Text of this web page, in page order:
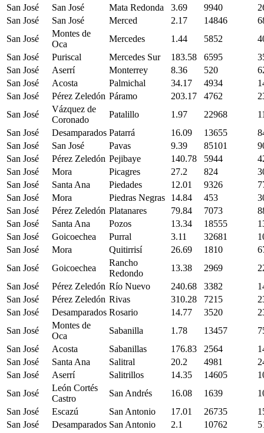
San José
San José Mata Redonda 3.69 9940
San José
San José Merced 2.17 14846
San José
Montes de
Oca
Mercedes 1.44 5852
San José
Puriscal Mercedes Sur 183.58 6595
San José
Aserrí Monterrey 8.36 520
San José
Acosta Palmichal 34.17 4934
San José
Pérez Zeledón Páramo 203.17 4762
San José
Vázquez de
Coronado
Patalillo 1.97 22968
San José
Desamparados Patarrá 16.09 13655
San José
San José Pavas 9.39 85101
San José
Pérez Zeledón Pejibaye 140.78 5944
San José
Mora Picagres 27.2 824
San José
Santa Ana Piedades 12.01 9326
San José
Mora Piedras Negras 14.84 453
San José
Pérez Zeledón Platanares 79.84 7073
San José
Santa Ana Pozos 13.34 18555
San José
Goicoechea Purral 3.11 32681
San José
Mora Quitirrisí 26.69 1810
San José
Goicoechea
Rancho
Redondo
13.38 2969
San José
Pérez Zeledón Río Nuevo 240.68 3382
San José
Pérez Zeledón Rivas 310.28 7215
San José
Desamparados Rosario 14.77 3520
San José
Montes de
Oca
Sabanilla 1.78 13457
San José
Acosta Sabanillas 176.83 2564
San José
Santa Ana Salitral 20.2 4981
San José
Aserrí Salitrillos 14.35 14605
San José
León Cortés
Castro
San Andrés 16.08 1639
San José
Escazú San Antonio 17.01 26735
San José
Desamparados San Antonio 2.1 10762